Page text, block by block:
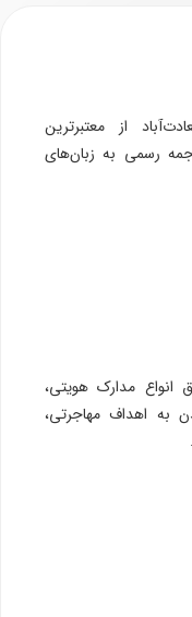
از معتبرترین
رسمی به زبان‌های
انواع مدارک هویتی،
به اهداف مهاجرتی،